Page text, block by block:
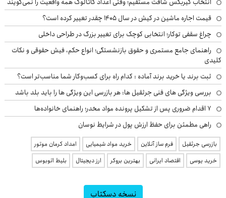
قیمت اجاره ماشین در کیش در سال ۱۴۰۵ چقدر تغییر کرده است؟
چراغ سقفی توکار؛ انتخابی کوچک برای تغییر بزرگ در طراحی داخلی
راهنمای جامع مستمری و حقوق بازنشستگی؛ انواع حکم، فیش حقوقی و نکات
کلیدی
ثبت برند یا خرید برند آماده : کدام راه برای کسب‌وکار شما مناسب‌تر است؟
بررسی ویژگی های فنی جرثقیل ها: هر بازرسی این ویژگی ها را باید بلد باشد
۷ اقدام ضروری پس از تشکیل پرونده مواد مخدر؛ راهنمای خانواده‌ها
راهی مطمئن برای حفظ ارزش پول در شرایط نوسان
بازرسی جرثقیل فرم ساز آنلاین خرید مواد شیمیایی
امداد کرمان موتور
خرید یوسی
اقتصاد ایرانی بهترین بروکر ارز دیجیتال بلیط اتوبوس
نسخه دسکتاپ